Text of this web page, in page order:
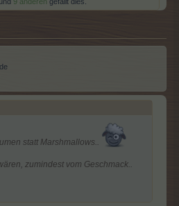
statt Marshmallows..
zumindest vom Geschmack..